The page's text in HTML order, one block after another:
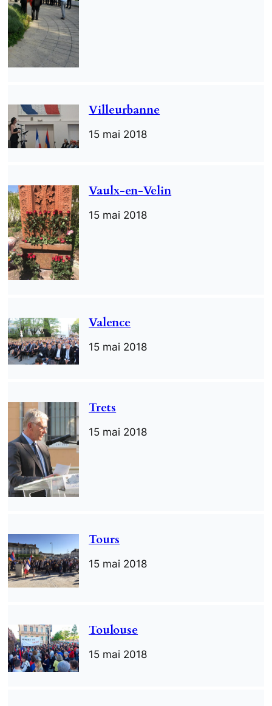
Villeurbanne
15 mai 2018
Vaulx-en-Velin
15 mai 2018
Valence
15 mai 2018
Trets
15 mai 2018
Tours
15 mai 2018
Toulouse
15 mai 2018